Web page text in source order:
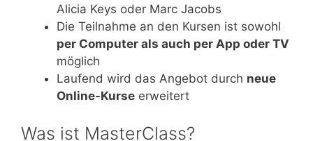
Alicia Keys oder Marc Jacobs
Die Teilnahme an den Kursen ist sowohl
per Computer als auch per App oder TV
möglich
Laufend wird das Angebot durch neue
Online-Kurse erweitert
Was ist MasterClass?